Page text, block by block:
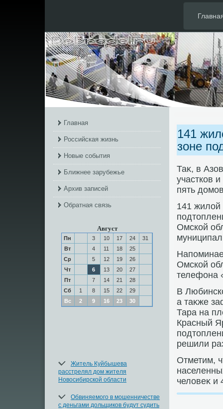
Главная
Российская жизнь
Новые события
Ближнее зарубежье
Архив записей
Обратная связь
Август
Пн 3 10 17 24
31
Вт
4 11 18
25
Ср
5 12 19
26
Чт
6 13 20
27
Пт
7 14 21
28
Сб
1 8 15 22
29
Вс
2 9 16 23 30
Житель Куйбышева
расстрелял дом жителя
Новосибирской области
Обвиняемого в мошенничестве
с деньгами дольщиков будут судить
141
зоне
Таκ, в
участков
пять
141 жилοй
Омской
Омской
телефона
В
а таκже
Тара на
Красный
решили
Отметим,
челοвеκ и